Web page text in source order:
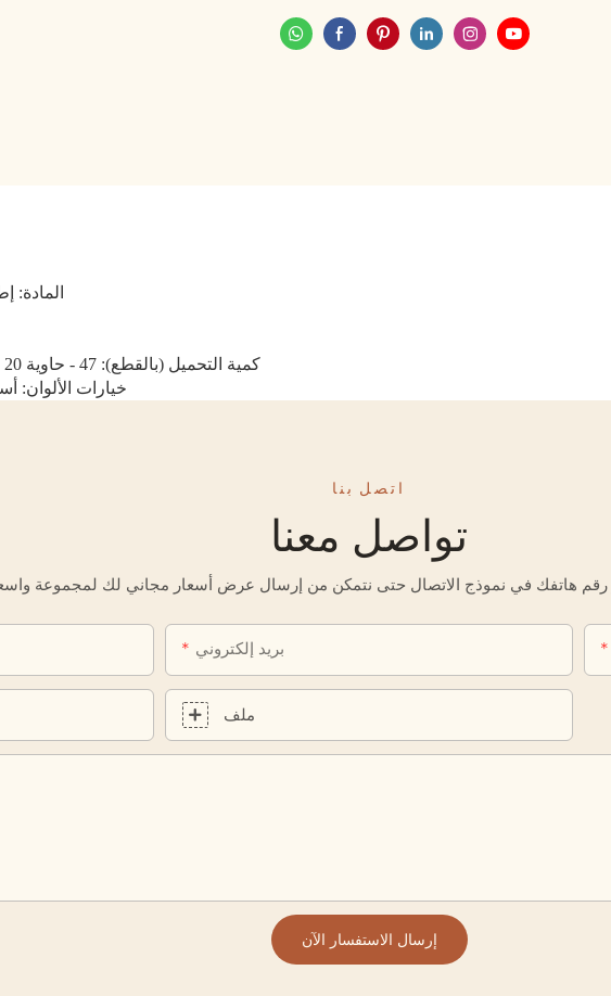
المادة:
كمية التحميل (بالقطع): 47 - حاوية 20 قدمًا، 98 - حاوية 40 قدمًا، 112 - حاوية 40 قدمًا عالية
خيارات الألوان:
اتصل بنا
تواصل معنا
بريد إلكتروني
ملف
إرسال الاستفسار الآن